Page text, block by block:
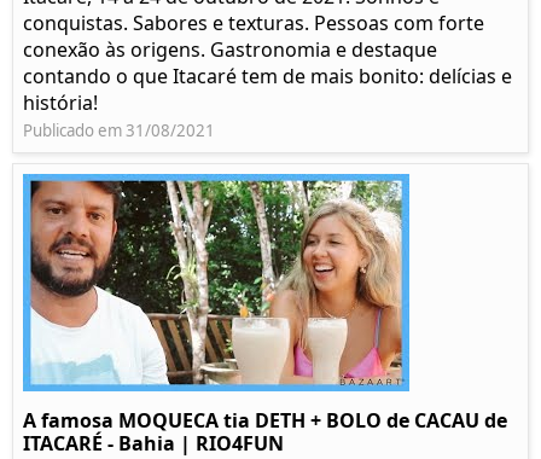
conquistas. Sabores e texturas. Pessoas com forte
conexão às origens. Gastronomia e destaque
contando o que Itacaré tem de mais bonito: delícias e
história!
Publicado em 31/08/2021
A famosa MOQUECA tia DETH + BOLO de CACAU de
ITACARÉ - Bahia | RIO4FUN